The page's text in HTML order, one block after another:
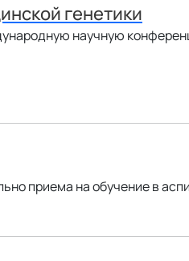
генетики
научную
приема на обучение в